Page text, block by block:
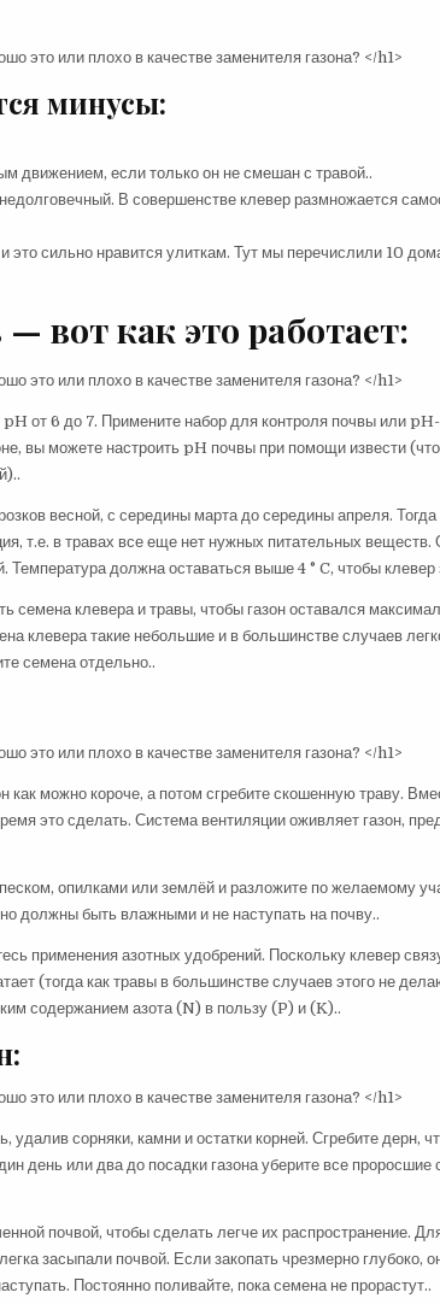
минусы:
движением, если только он не смешан с травой..
В совершенстве клевер размножается
сильно нравится улиткам. Тут мы перечислили 10
вот как это работает:
от 6 до 7. Примените набор для контроля почвы или
вы можете настроить pH почвы при помощи извести
весной, с середины марта до середины апреля.
т.е. в травах все еще нет нужных питательных веществ.
должна оставаться выше 4 ° C, чтобы
семена клевера и травы, чтобы газон оставался
клевера такие небольшие и в большинстве случаев
семена отдельно..
можно короче, а потом сгребите скошенную траву.
это сделать. Система вентиляции оживляет газон,
опилками или землёй и разложите по желаемому
должны быть влажными и не наступать на почву..
применения азотных удобрений. Поскольку клевер
(тогда как травы в большинстве случаев этого не
содержанием азота (N) в пользу (P) и (K)..
удалив сорняки, камни и остатки корней. Сгребите дерн,
день или два до посадки газона уберите все проросшие
почвой, чтобы сделать легче их распространение.
засыпали почвой. Если закопать чрезмерно глубоко,
Постоянно поливайте, пока семена не прорастут..